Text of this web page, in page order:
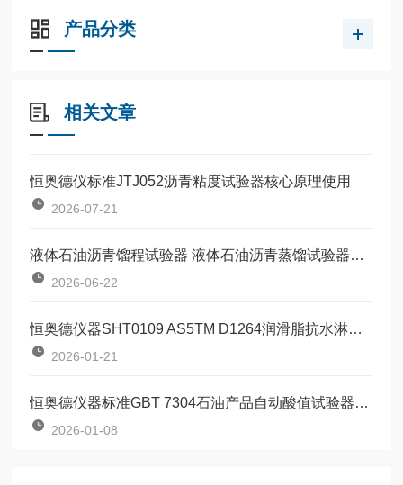
产品分类
相关文章
恒奥德仪标准JTJ052沥青粘度试验器核心原理使用
2026-07-21
液体石油沥青馏程试验器 液体石油沥青蒸馏试验器工作原理操作流程
2026-06-22
恒奥德仪器SHT0109 AS5TM D1264润滑脂抗水淋性能试验器操作步骤使用原理
2026-01-21
恒奥德仪器标准GBT 7304石油产品自动酸值试验器基于酸碱中和滴定原理
2026-01-08